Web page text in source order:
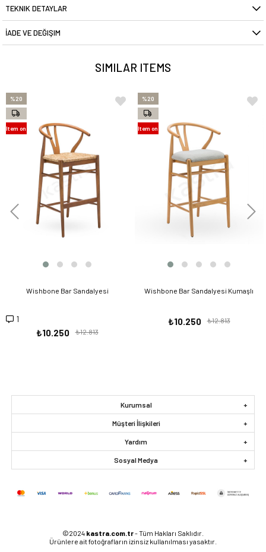
TEKNIK DETAYLAR
İADE VE DEĞIŞIM
SIMILAR ITEMS
Wishbone Bar Sandalyesi
1
₺10.250 ₺12.813
%20
Item on
Wishbone Bar Sandalyesi Kumaşlı
₺10.250 ₺12.813
%20
Item on
Kurumsal
Müşteri İlişkileri
Yardım
Sosyal Medya
©2024 kastra.com.tr- Tüm Hakları Saklıdır.
Ürünlere ait fotoğrafların izinsiz kullanılması yasaktır.